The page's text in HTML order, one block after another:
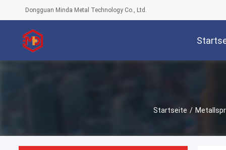
Dongguan Minda Metal Technology Co., Ltd.
Startseite /